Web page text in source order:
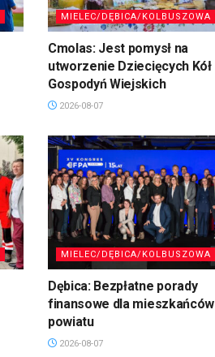
MIELEC/DĘBICA/KOLBUSZOWA
Cmolas: Jest pomysł na
utworzenie Dziecięcych Kół
Gospodyń Wiejskich
2026-08-07
MIELEC/DĘBICA/KOLBUSZOWA
Dębica: Bezpłatne porady
finansowe dla mieszkańców
powiatu
2026-08-07